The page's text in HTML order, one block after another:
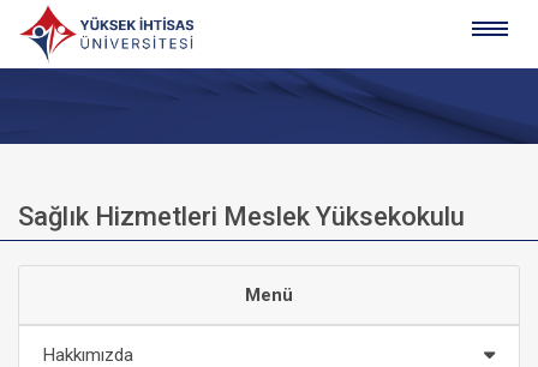
Sağlık Hizmetleri Meslek Yüksekokulu
Menü
Hakkımızda